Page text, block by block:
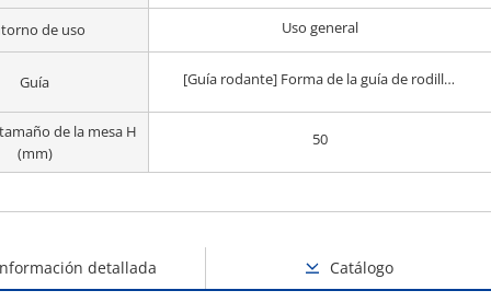
de uso Uso general
Guía [Guía rodante] Forma de la guía de rodillos cruzados
de la mesa H
(mm)
50
detallada Catálogo